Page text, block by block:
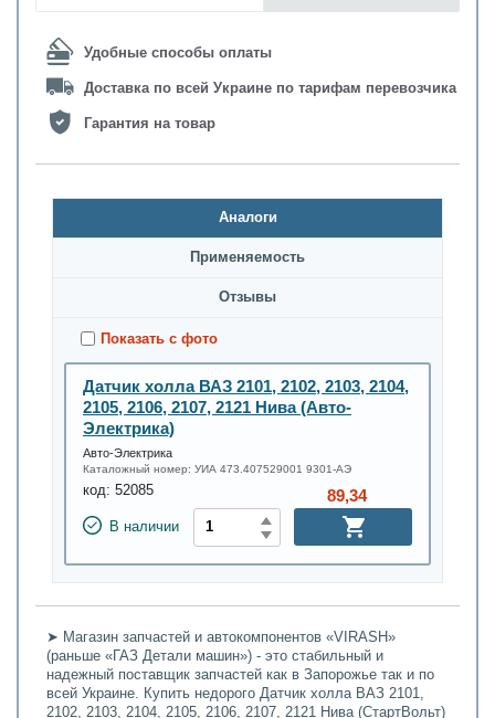
Удобные способы оплаты
Доставка по всей Украине по тарифам перевозчика
Гарантия на товар
Аналоги
Применяемость
Oтзывы
Показать с фото
Датчик холла ВАЗ 2101, 2102, 2103, 2104,
2105, 2106, 2107, 2121 Нива (Авто-
Электрика)
Авто-Электрика
Каталожный номер: УИА 473.407529001 9301-АЭ
код: 52085
В наличии
89,34
➤ Магазин запчастей и автокомпонентов «VIRASH»
(раньше «ГАЗ Детали машин») - это стабильный и
надежный поставщик запчастей как в Запорожье так и по
всей Украине. Купить недорого Датчик холла ВАЗ 2101,
2102, 2103, 2104, 2105, 2106, 2107, 2121 Нива (СтартВольт)